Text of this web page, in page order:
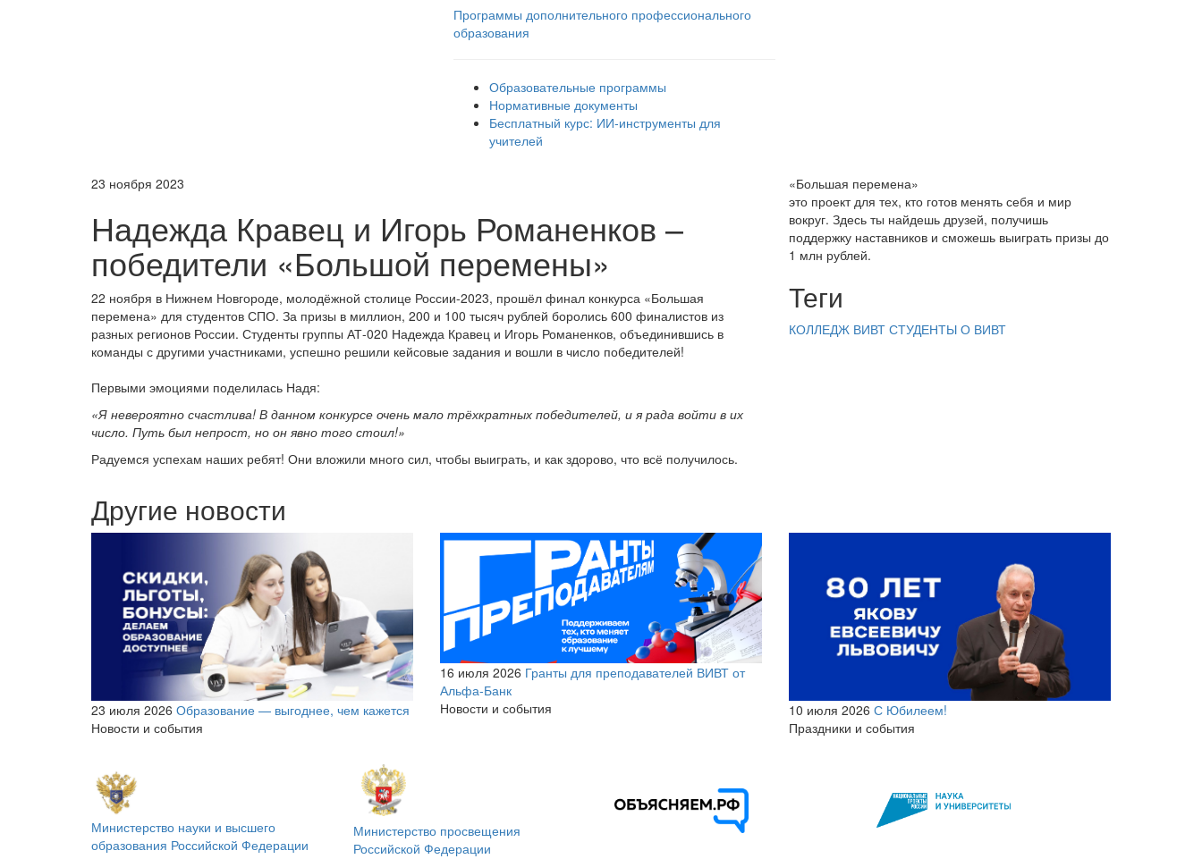
Программы дополнительного профессионального
образования
Образовательные программы
Нормативные документы
Бесплатный курс: ИИ‑инструменты для
учителей
23 ноября 2023
Надежда Кравец и Игорь Романенков –
победители «Большой перемены»
22 ноября в Нижнем Новгороде, молодёжной столице России-2023, прошёл финал конкурса «Большая
перемена» для студентов СПО. За призы в миллион, 200 и 100 тысяч рублей боролись 600 финалистов из
разных регионов России. Студенты группы АТ-020 Надежда Кравец и Игорь Романенков, объединившись в
команды с другими участниками, успешно решили кейсовые задания и вошли в число победителей!
Первыми эмоциями поделилась Надя:
«Я невероятно счастлива! В данном конкурсе очень мало трёхкратных победителей, и я рада войти в их
число. Путь был непрост, но он явно того стоил!»
Радуемся успехам наших ребят! Они вложили много сил, чтобы выиграть, и как здорово, что всё получилось.
«Большая перемена»
это проект для тех, кто готов менять себя и мир
вокруг. Здесь ты найдешь друзей, получишь
поддержку наставников и сможешь выиграть призы до
1 млн рублей.
Теги
КОЛЛЕДЖ ВИВТ СТУДЕНТЫ О ВИВТ
Другие новости
23 июля 2026 Образование — выгоднее, чем кажется
Новости и события
16 июля 2026 Гранты для преподавателей ВИВТ от
Альфа-Банк
Новости и события
10 июля 2026 С Юбилеем!
Праздники и события
Министерство науки и высшего
образования Российской Федерации
Министерство просвещения
Российской Федерации